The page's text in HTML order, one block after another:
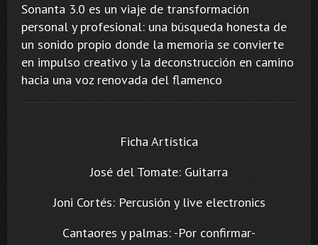
Sonanta 3.0 es un viaje de transformación
personal y profesional: una búsqueda honesta de
un sonido propio donde la memoria se convierte
en impulso creativo y la deconstrucción en camino
hacia una voz renovada del flamenco
Ficha Artística
José del Tomate: Guitarra
Joni Cortés: Percusión y live electronics
Cantaores y palmas: -Por confirmar-